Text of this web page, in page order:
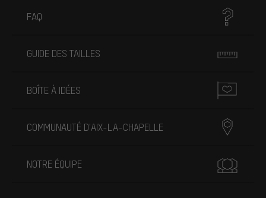
FAQ
GUIDE DES TAILLES
BOÎTE À IDÉES
COMMUNAUTÉ D'AIX-LA-CHAPELLE
NOTRE ÉQUIPE